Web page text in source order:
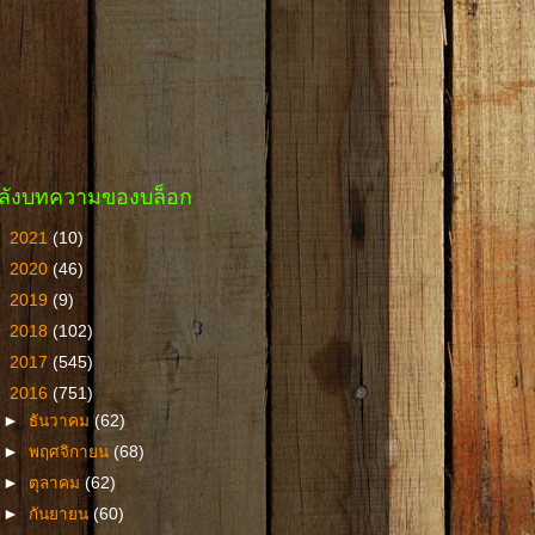
งบทความของบล็อก
2021 (10)
2020 (46)
2019 (9)
2018 (102)
2017 (545)
2016 (751)
► ธันวาคม(62)
►พฤศจิกายน(68)
► ตุลาคม(62)
► กันยายน(60)